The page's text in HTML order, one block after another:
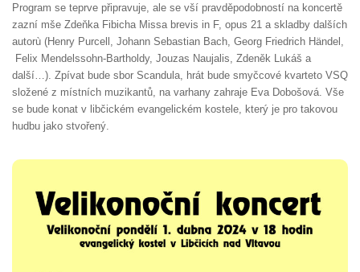
Program se teprve připravuje, ale se vší pravděpodobností na koncertě
zazní mše Zdeňka Fibicha Missa brevis in F, opus 21 a skladby dalších
autorù (Henry Purcell, Johann Sebastian Bach, Georg Friedrich Händel,
Felix Mendelssohn-Bartholdy, Jouzas Naujalis, Zdeněk Lukáš a
další…). Zpívat bude sbor Scandula, hrát bude smyčcové kvarteto VSQ
složené z místních muzikantů, na varhany zahraje Eva Dobošová. Vše
se bude konat v libčickém evangelickém kostele, který je pro takovou
hudbu jako stvořený.